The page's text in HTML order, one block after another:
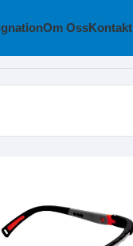
Om OssKontakt